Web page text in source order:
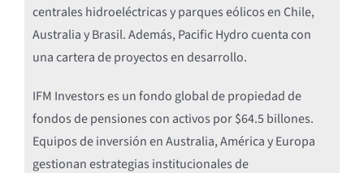
centrales hidroeléctricas y parques eólicos en Chile,
Australia y Brasil. Además, Pacific Hydro cuenta con
una cartera de proyectos en desarrollo.
IFM Investors es un fondo global de propiedad de
fondos de pensiones con activos por $64.5 billones.
Equipos de inversión en Australia, América y Europa
gestionan estrategias institucionales de